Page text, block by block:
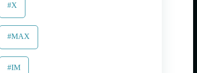
#X
#MAX
#IM